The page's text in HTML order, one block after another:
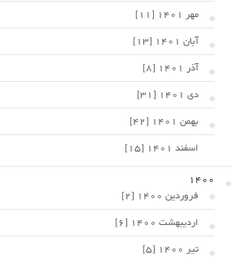
مهر 1401 [11]
آبان 1401 [13]
آذر 1401 [8]
دی 1401 [31]
بهمن 1401 [42]
اسفند 1401 [15]
1400
فروردین 1400 [2]
اردیبهشت 1400 [6]
تیر 1400 [5]